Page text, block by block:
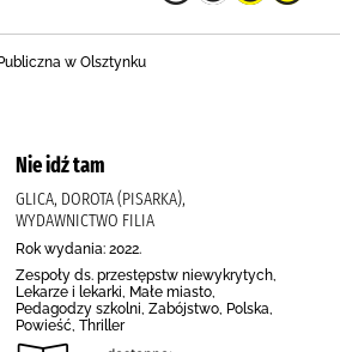
w Olsztynku
Nie idź tam
GLICA, DOROTA (PISARKA),
WYDAWNICTWO FILIA
Rok wydania: 2022.
Zespoły ds. przestępstw niewykrytych,
Lekarze i lekarki, Małe miasto,
Pedagodzy szkolni, Zabójstwo, Polska,
Powieść, Thriller